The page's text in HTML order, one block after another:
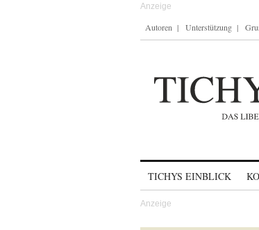
Autoren Unterstützung
TICHYS EINBLICK